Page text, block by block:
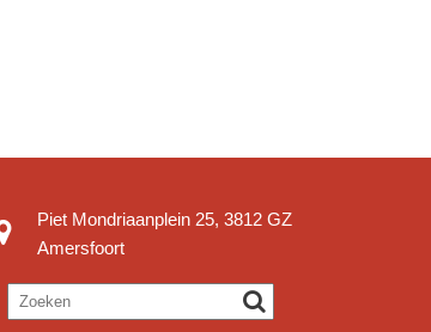
Piet Mondriaanplein 25, 3812 GZ
Amersfoort